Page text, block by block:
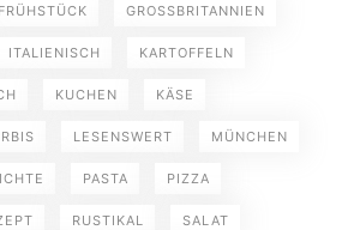
FRÜHSTÜCK GROSSBRITANNIEN
ITALIENISCH KARTOFFELN
KUCHEN KÄSE
LESENSWERT MÜNCHEN
PASTA PIZZA
RUSTIKAL SALAT